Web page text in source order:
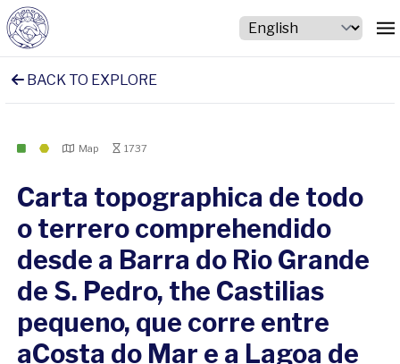
BACK TO EXPLORE
Map 1737
Carta topographica de todo
o terrero comprehendido
desde a Barra do Rio Grande
de S. Pedro, the Castilias
pequeno, que corre entre
aCosta do Mar e a Lagoa de